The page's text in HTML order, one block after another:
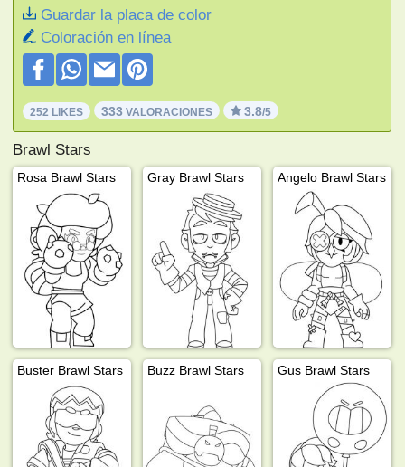
Guardar la placa de color
Coloración en línea
252 LIKES 333 VALORACIONES 3.8/5
Brawl Stars
Rosa Brawl Stars Gray Brawl Stars Angelo Brawl Stars
Buster Brawl Stars Buzz Brawl Stars Gus Brawl Stars